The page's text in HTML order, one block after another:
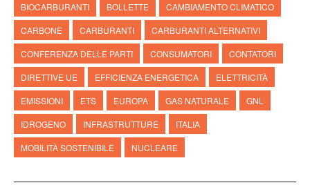
BIOCARBURANTI
BOLLETTE
CAMBIAMENTO CLIMATICO
CARBONE
CARBURANTI
CARBURANTI ALTERNATIVI
CONFERENZA DELLE PARTI
CONSUMATORI
CONTATORI
DIRETTIVE UE
EFFICIENZA ENERGETICA
ELETTRICITÀ
EMISSIONI
ETS EUROPA GAS NATURALE
GNL
IDROGENO
INFRASTRUTTURE
ITALIA
MOBILITÀ SOSTENIBILE
NUCLEARE